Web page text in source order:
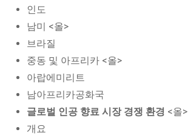
인도
남미 <올>
브라질
중동 및 아프리카 <올>
아랍에미리트
남아프리카공화국
글로벌 인공 향료 시장 경쟁 환경 <올>
개요